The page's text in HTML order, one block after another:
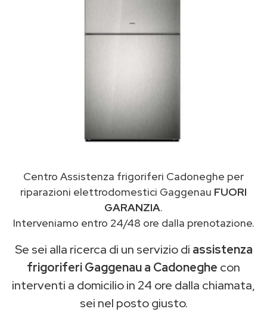
Centro Assistenza frigoriferi Cadoneghe per
riparazioni elettrodomestici Gaggenau FUORI
GARANZIA.
Interveniamo entro 24/48 ore dalla prenotazione.
Se sei alla ricerca di un servizio di assistenza
frigoriferi Gaggenau a Cadoneghe con
interventi a domicilio in 24 ore dalla chiamata,
sei nel posto giusto.